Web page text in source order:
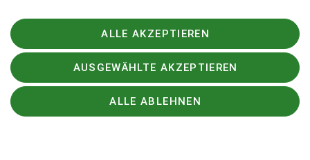
ALLE AKZEPTIEREN
AUSGEWÄHLTE AKZEPTIEREN
ALLE ABLEHNEN